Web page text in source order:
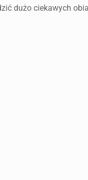
dużo ciekawych